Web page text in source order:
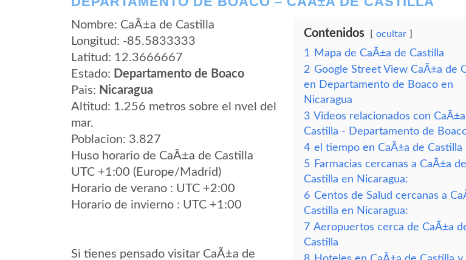
Nombre: CaÃ±a de Castilla
Longitud: -85.5833333
Latitud: 12.3666667
Estado: Departamento de Boaco
Pais: Nicaragua
Altitud: 1.256 metros sobre el nvel del
mar.
Poblacion: 3.827
Huso horario de CaÃ±a de Castilla
UTC +1:00 (Europe/Madrid)
Horario de verano : UTC +2:00
Horario de invierno : UTC +1:00
Si tienes pensado visitar CaÃ±a de
Contenidos ocultar
1
Mapa de CaÃ±a de Castilla
2 Google Street View CaÃ±a de
en Departamento de Boaco en
Nicaragua
3 Vídeos relacionados con
Castilla - Departamento de
4 el tiempo en CaÃ±a de Castilla
5 Farmacias cercanas a CaÃ±a de
Castilla en Nicaragua:
6 Centos de Salud cercanas a
Castilla en Nicaragua:
7 Aeropuertos cerca de CaÃ±a
Castilla